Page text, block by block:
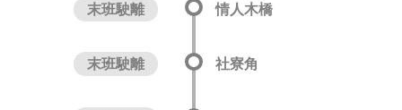
末班駛離 情人木橋
末班駛離 社寮角